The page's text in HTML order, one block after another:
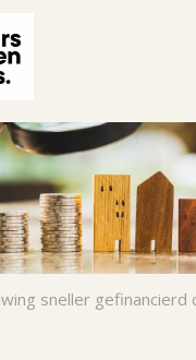
sneller gefinancierd